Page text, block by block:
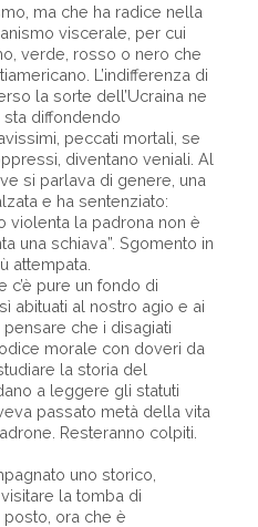
ma che ha radice nella
viscerale, per cui
verde, rosso o nero che
L’indifferenza di
la sorte dell’Ucraina ne
sta diffondendo
peccati mortali, se
diventano veniali. Al
si parlava di genere, una
e ha sentenziato:
violenta la padrona non è
una schiava”. Sgomento in
attempata.
c’è pure un fondo di
abituati al nostro agio e ai
che i disagiati
morale con doveri da
la storia del
a leggere gli statuti
passato metà della vita
Resteranno colpiti.
uno storico,
la tomba di
posto, ora che è